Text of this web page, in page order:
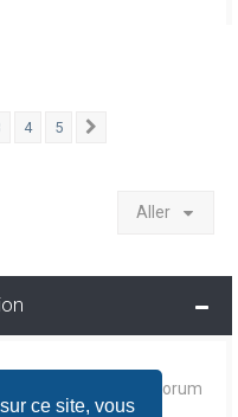
ce site, vous
4 5
Aller
sujets dans ce forum
dans ce forum